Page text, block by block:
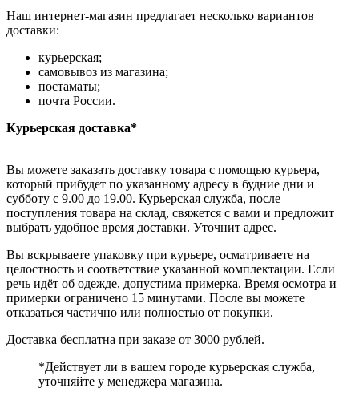
Наш интернет-магазин предлагает несколько вариантов
доставки:
курьерская;
самовывоз из магазина;
постаматы;
почта России.
Курьерская доставка*
Вы можете заказать доставку товара с помощью курьера,
который прибудет по указанному адресу в будние дни и
субботу с 9.00 до 19.00. Курьерская служба, после
поступления товара на склад, свяжется с вами и предложит
выбрать удобное время доставки. Уточнит адрес.
Вы вскрываете упаковку при курьере, осматриваете на
целостность и соответствие указанной комплектации. Если
речь идёт об одежде, допустима примерка. Время осмотра и
примерки ограничено 15 минутами. После вы можете
отказаться частично или полностью от покупки.
Доставка бесплатна при заказе от 3000 рублей.
*Действует ли в вашем городе курьерская служба,
уточняйте у менеджера магазина.